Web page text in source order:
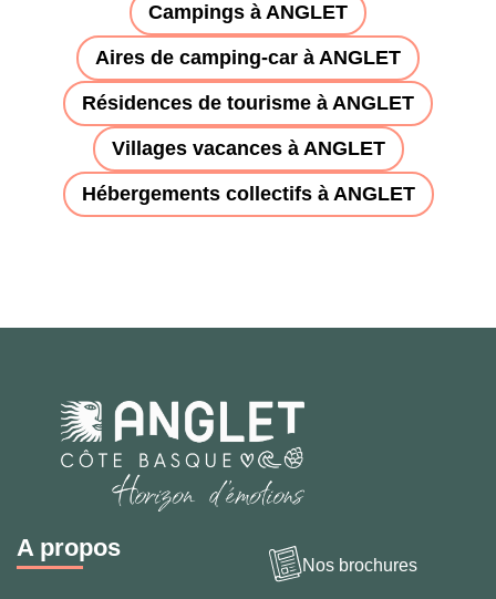
Campings à ANGLET
Aires de camping-car à ANGLET
Résidences de tourisme à ANGLET
Villages vacances à ANGLET
Hébergements collectifs à ANGLET
A propos
Nos brochures